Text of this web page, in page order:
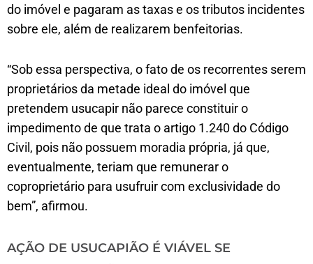
do imóvel e pagaram as taxas e os tributos incidentes
sobre ele, além de realizarem benfeitorias.
“Sob essa perspectiva, o fato de os recorrentes serem
proprietários da metade ideal do imóvel que
pretendem usucapir não parece constituir o
impedimento de que trata o artigo 1.240 do Código
Civil, pois não possuem moradia própria, já que,
eventualmente, teriam que remunerar o
coproprietário para usufruir com exclusividade do
bem”, afirmou.
AÇÃO DE USUCAPIÃO É VIÁVEL SE